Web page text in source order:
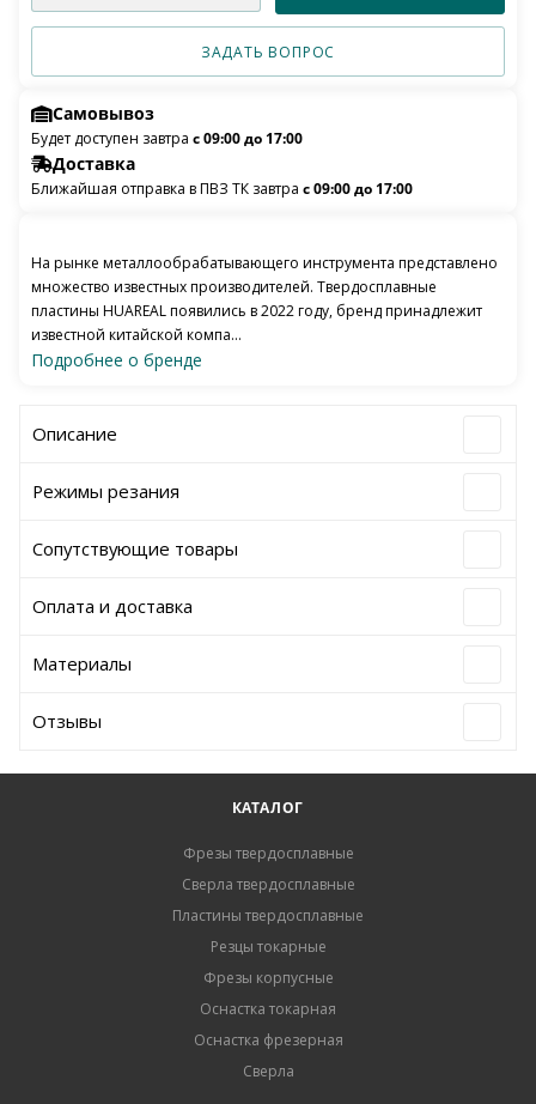
ЗАДАТЬ ВОПРОС
Самовывоз
Будет доступен завтра с 09:00 до 17:00
Доставка
Ближайшая отправка в ПВЗ ТК завтра с 09:00 до 17:00
На рынке металлообрабатывающего инструмента представлено
множество известных производителей. Твердосплавные
пластины HUAREAL появились в 2022 году, бренд принадлежит
известной китайской компа...
Подробнее о бренде
Описание
Режимы резания
Сопутствующие товары
Оплата и доставка
Материалы
Отзывы
КАТАЛОГ
Фрезы твердосплавные
Сверла твердосплавные
Пластины твердосплавные
Резцы токарные
Фрезы корпусные
Оснастка токарная
Оснастка фрезерная
Сверла